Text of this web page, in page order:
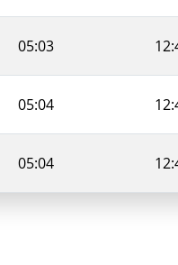
05:03
05:04
05:04